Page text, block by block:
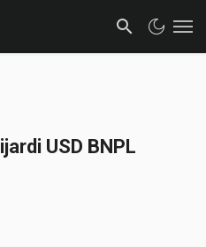
USD BNPL